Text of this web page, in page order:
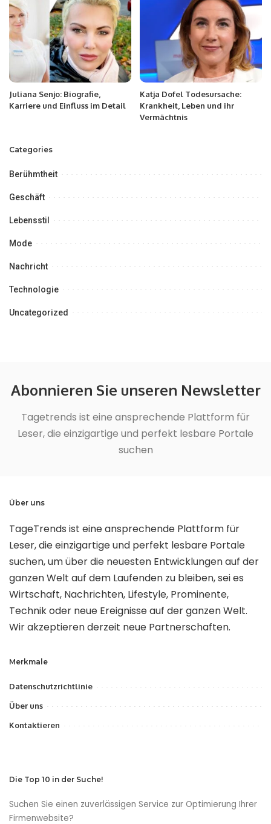
Juliana Senjo: Biografie,
Karriere und Einfluss im Detail
Katja Dofel Todesursache:
Krankheit, Leben und ihr
Vermächtnis
Categories
Berühmtheit
Geschäft
Lebensstil
Mode
Nachricht
Technologie
Uncategorized
Abonnieren Sie unseren Newsletter
Tagetrends ist eine ansprechende Plattform für
Leser, die einzigartige und perfekt lesbare Portale
suchen
Über uns
TageTrends ist eine ansprechende Plattform für
Leser, die einzigartige und perfekt lesbare Portale
suchen, um über die neuesten Entwicklungen auf der
ganzen Welt auf dem Laufenden zu bleiben, sei es
Wirtschaft, Nachrichten, Lifestyle, Prominente,
Technik oder neue Ereignisse auf der ganzen Welt.
Wir akzeptieren derzeit neue Partnerschaften.
Merkmale
Datenschutzrichtlinie
Über uns
Kontaktieren
Die Top 10 in der Suche!
Suchen Sie einen zuverlässigen Service zur Optimierung Ihrer
Firmenwebsite?